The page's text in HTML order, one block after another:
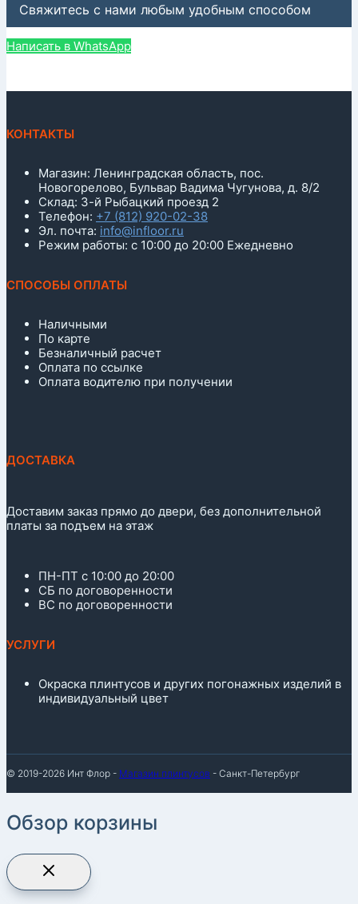
Свяжитесь с нами любым удобным способом
Написать в WhatsApp
КОНТАКТЫ
Магазин: Ленинградская область, пос.
Новогорелово, Бульвар Вадима Чугунова, д. 8/2
Склад: 3-й Рыбацкий проезд 2
Телефон: +7 (812) 920-02-38
Эл. почта: info@infloor.ru
Режим работы: с 10:00 до 20:00 Ежедневно
СПОСОБЫ ОПЛАТЫ
Наличными
По карте
Безналичный расчет
Оплата по ссылке
Оплата водителю при получении
ДОСТАВКА
Доставим заказ прямо до двери, без дополнительной
платы за подъем на этаж
ПН-ПТ с 10:00 до 20:00
СБ по договоренности
ВС по договоренности
УСЛУГИ
Окраска плинтусов и других погонажных изделий в
индивидуальный цвет
© 2019-2026 Инт Флор - Магазин плинтусов - Санкт-Петербург
Обзор корзины